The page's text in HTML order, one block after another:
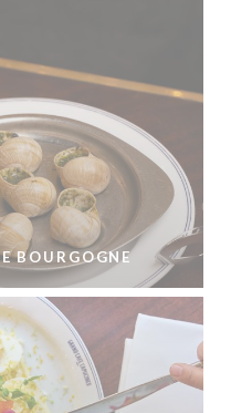
BOURGOGNE